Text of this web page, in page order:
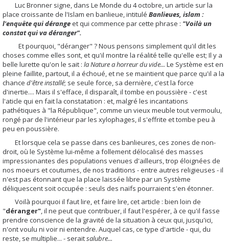
Luc Bronner signe, dans Le Monde du 4 octobre, un article sur la
place croissante de l'Islam en banlieue, intitulé Banlieues, islam :
l'enquête qui dérange et qui commence par cette phrase : "Voilà un
constat qui va déranger".
Et pourquoi, "déranger" ? Nous pensons simplement qu'il dit les
choses comme elles sont, et qu'il montre la réalité telle qu'elle est; Il y a
belle lurette qu'on le sait : la Nature a horreur du vide... Le Système est en
pleine faillite, partout, il a échoué, et ne se maintient que parce qu'il a la
chance d'être installé; se seule force, sa dernière, c'est la force
d'inertie.... Mais il s'efface, il disparaît, il tombe en poussière - c'est
l'aticle qui en fait la constatation : et, malgré les incantations
pathétiques à "la République", comme un vieux meuble tout vermoulu,
rongé par de l'intérieur par les xylophages, il s'effrite et tombe peu à
peu en poussière.
Et lorsque cela se passe dans ces banlieures, ces zones de non-
droit, où le Système lui-même a follement délocalisé des masses
impressionantes des populations venues d'ailleurs, trop éloignées de
nos moeurs et coutumes, de nos traditions - entre autres religieuses - il
n'est pas étonnant que la place laissée libre par un Système
déliquescent soit occupée : seuls des naïfs pourraient s'en étonner.
Voilà pourquoi il faut lire, et faire lire, cet article : bien loin de
"déranger", il ne peut que contribuer, il faut l'espérer, à ce qu'il fasse
prendre conscience de la gravité de la situation à ceux qui, jusqu'ici,
n'ont voulu ni voir ni entendre. Auquel cas, ce type d'article - qui, du
reste, se multiplie... - seraitsalubre...